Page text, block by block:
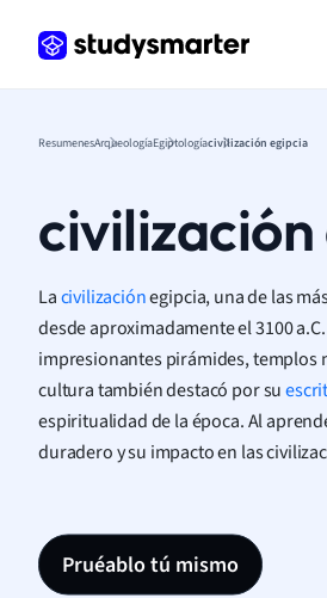
ResumenesArqueologíaEgiptologíacivilización egipcia
Lacivilizaciónegipcia, una de las
desde aproximadamente el 3100
impresionantes pirámides, templos
cultura también destacó por su
espiritualidad de la época. Al
duradero y su impacto en las
Pruéablo tú mismo